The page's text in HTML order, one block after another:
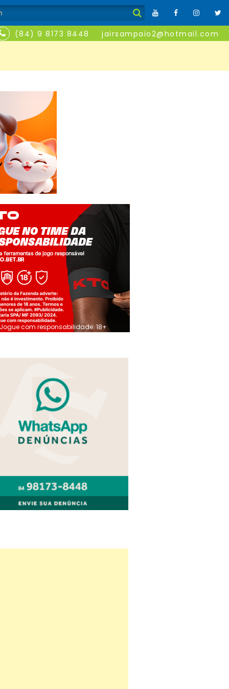
(84) 9 8173 8448 jairsampaio2@hotmail.com
Jogue com responsabilidade. 18+